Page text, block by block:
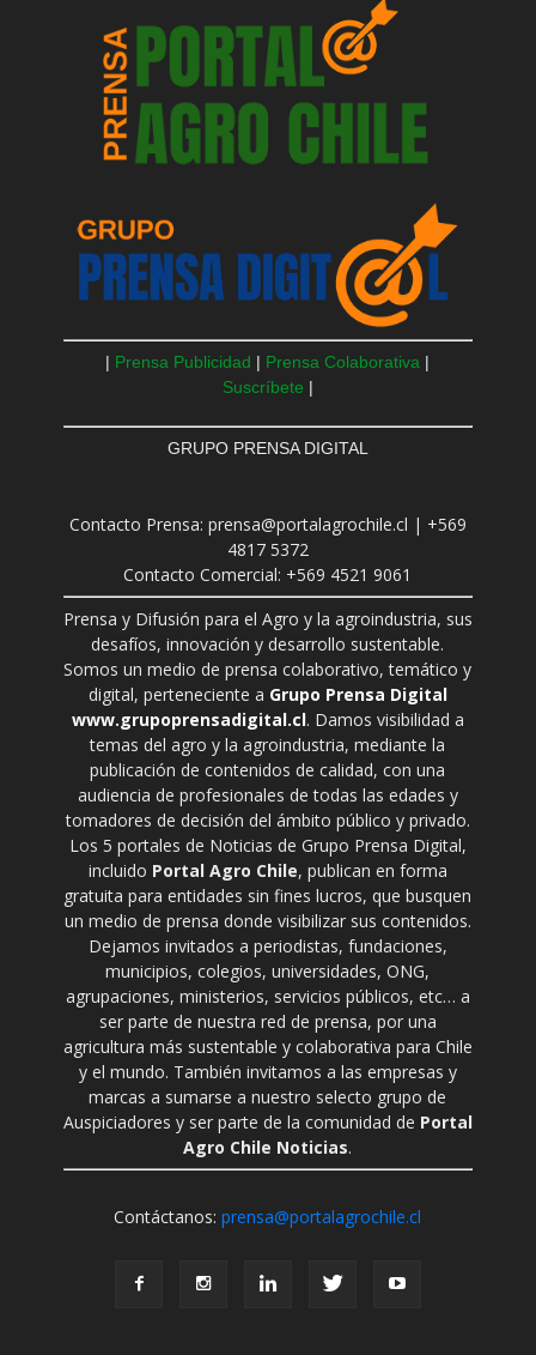
| Prensa Publicidad | Prensa Colaborativa |
Suscríbete |
GRUPO PRENSA DIGITAL
Contacto Prensa: prensa@portalagrochile.cl | +569
4817 5372
Contacto Comercial: +569 4521 9061
Prensa y Difusión para el Agro y la agroindustria, sus
desafíos, innovación y desarrollo sustentable.
Somos un medio de prensa colaborativo, temático y
digital, perteneciente a Grupo Prensa Digital
www.grupoprensadigital.cl. Damos visibilidad a
temas del agro y la agroindustria, mediante la
publicación de contenidos de calidad, con una
audiencia de profesionales de todas las edades y
tomadores de decisión del ámbito público y privado.
Los 5 portales de Noticias de Grupo Prensa Digital,
incluido Portal Agro Chile, publican en forma
gratuita para entidades sin fines lucros, que busquen
un medio de prensa donde visibilizar sus contenidos.
Dejamos invitados a periodistas, fundaciones,
municipios, colegios, universidades, ONG,
agrupaciones, ministerios, servicios públicos, etc… a
ser parte de nuestra red de prensa, por una
agricultura más sustentable y colaborativa para Chile
y el mundo. También invitamos a las empresas y
marcas a sumarse a nuestro selecto grupo de
Auspiciadores y ser parte de la comunidad de Portal
Agro Chile Noticias.
Contáctanos:prensa@portalagrochile.cl